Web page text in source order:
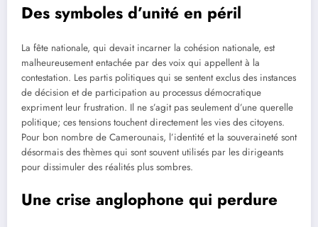
Des symboles d’unité en péril
La fête nationale, qui devait incarner la cohésion nationale, est
malheureusement entachée par des voix qui appellent à la
contestation. Les partis politiques qui se sentent exclus des instances
de décision et de participation au processus démocratique
expriment leur frustration. Il ne s’agit pas seulement d’une querelle
politique; ces tensions touchent directement les vies des citoyens.
Pour bon nombre de Camerounais, l’identité et la souveraineté sont
désormais des thèmes qui sont souvent utilisés par les dirigeants
pour dissimuler des réalités plus sombres.
Une crise anglophone qui perdure